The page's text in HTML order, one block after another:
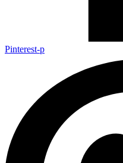
Pinterest-p